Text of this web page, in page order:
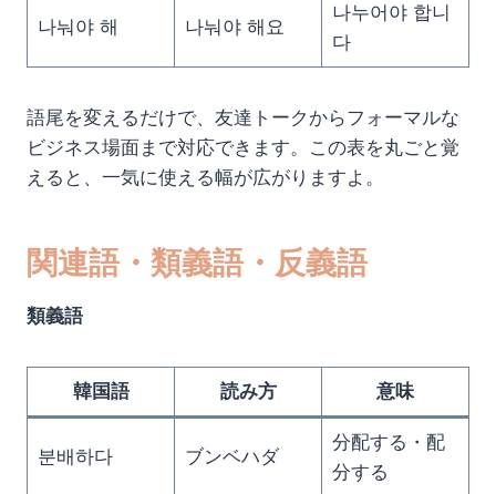
나눠야 해 나눠야 해요
나누어야 합니
다
語尾を変えるだけで、友達トークからフォーマルな
ビジネス場面まで対応できます。この表を丸ごと覚
えると、一気に使える幅が広がりますよ。
関連語・類義語・反義語
類義語
韓国語 読み方 意味
분배하다 ブンベハダ
分配する・配
分する